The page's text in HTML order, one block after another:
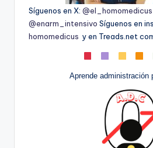
Síguenos en X: @el_homomedicus
@enarm_intensivo Síguenos en
homomedicus y en Treads.net
Aprende administración